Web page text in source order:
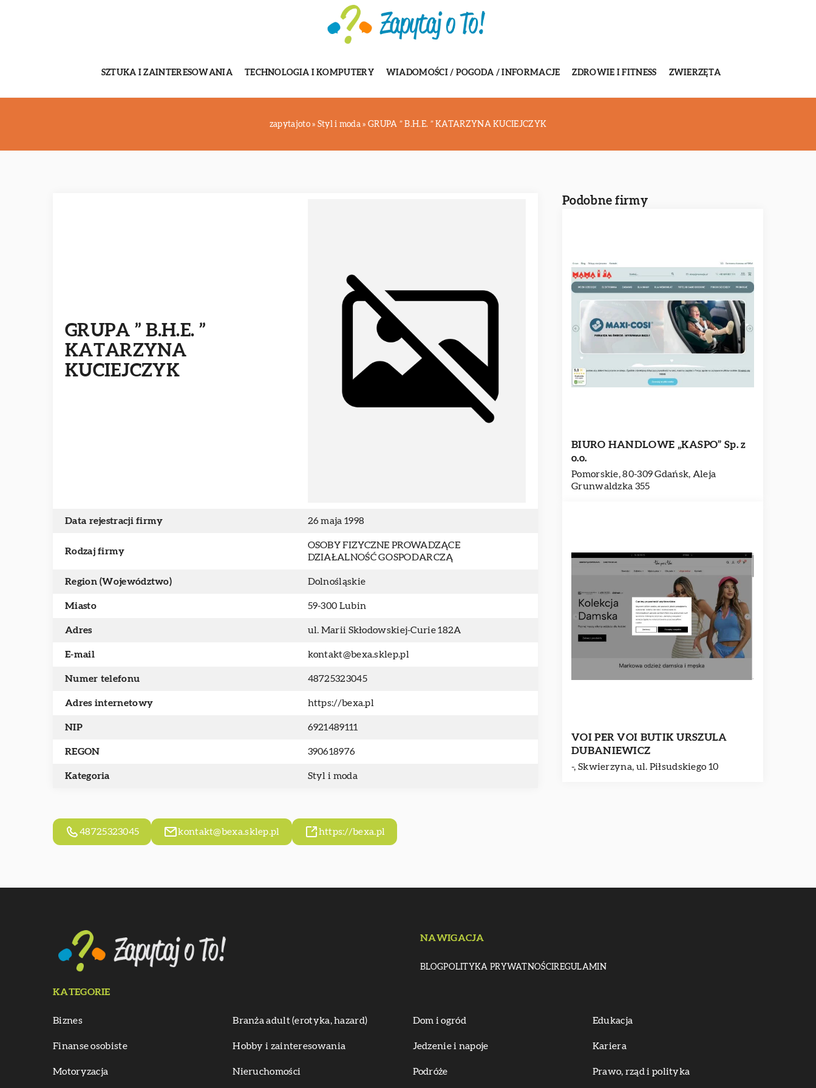
SZTUKA I ZAINTERESOWANIA TECHNOLOGIA I KOMPUTERY WIADOMOŚCI / POGODA / INFORMACJE ZDROWIE I FITNESS ZWIERZĘTA
zapytajoto» Styl i moda » GRUPA ” B.H.E. ” KATARZYNA KUCIEJCZYK
GRUPA ” B.H.E. ”
KATARZYNA
KUCIEJCZYK
Data rejestracji firmy 26 maja 1998
Rodzaj firmy
OSOBY FIZYCZNE PROWADZĄCE
DZIAŁALNOŚĆ GOSPODARCZĄ
Region (Województwo) Dolnośląskie
Miasto 59-300 Lubin
Adres ul. Marii Skłodowskiej-Curie 182A
E-mail kontakt@bexa.sklep.pl
Numer telefonu 48725323045
Adres internetowy https://bexa.pl
NIP 6921489111
REGON 390618976
Kategoria Styl i moda
Podobne firmy
BIURO HANDLOWE „KASPO” Sp. z
o.o.
Pomorskie, 80-309 Gdańsk, Aleja
Grunwaldzka 355
VOI PER VOI BUTIK URSZULA
DUBANIEWICZ
-, Skwierzyna, ul. Piłsudskiego 10
48725323045 kontakt@bexa.sklep.pl https://bexa.pl
NAWIGACJA
BLOGPOLITYKA PRYWATNOŚCIREGULAMIN
KATEGORIE
Biznes Branża adult (erotyka, hazard) Dom i ogród Edukacja
Finanse osobiste Hobby i zainteresowania Jedzenie i napoje Kariera
Motoryzacja Nieruchomości Podróże Prawo, rząd i polityka